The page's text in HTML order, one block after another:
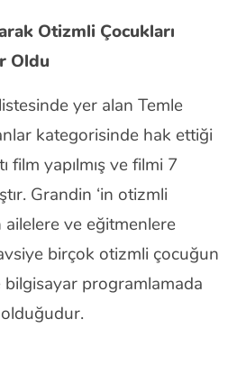
Otizmli Çocukları
Oldu
yer alan Temle
kategorisinde hak ettiği
film yapılmış ve filmi 7
Grandin ‘in otizmli
ve eğitmenlere
birçok otizmli çocuğun
programlamada